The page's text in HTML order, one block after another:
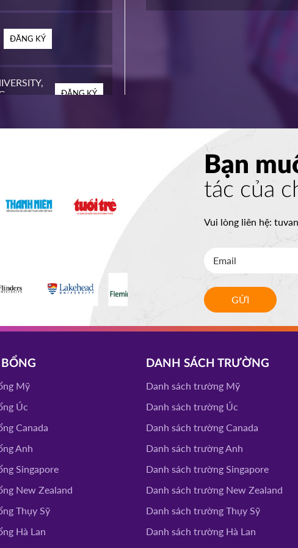
ĐĂNG KÝ
ĐĂNG KÝ
ĐĂNG KÝ
ĐĂNG KÝ
Bạn
tác của
Vui lòng liên hệ:
GỬI
Mỹ
Úc
Canada
Anh
Singapore
New Zealand
Thụy Sỹ
Hà Lan
DANH SÁCH TRƯỜNG
Danh sách trường Mỹ
Danh sách trường Úc
Danh sách trường Canada
Danh sách trường Anh
Danh sách trường Singapore
Danh sách trường New Zealand
Danh sách trường Thụy Sỹ
Danh sách trường Hà Lan